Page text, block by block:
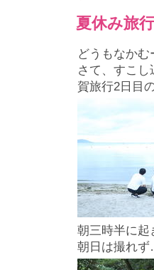
夏休み旅
どうもなか
さて、すこ
賀旅行2日目
朝三時半に
朝日は撮れ